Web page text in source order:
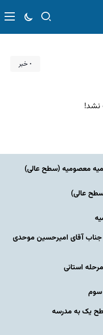
۰ خبر
نشد!
معصومیه‌ (سطح عالی)
عالی)
آقای امیرحسین موحدی
استانی
سوم
یک به مدرسه